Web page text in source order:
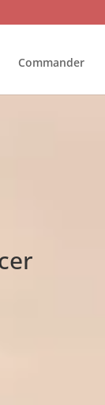
Commander